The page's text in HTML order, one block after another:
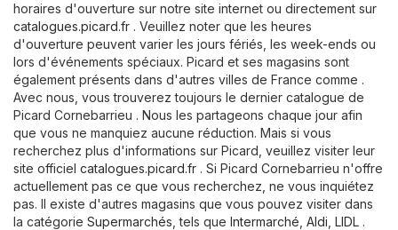
horaires d'ouverture sur notre site internet ou directement sur
catalogues.picard.fr . Veuillez noter que les heures
d'ouverture peuvent varier les jours fériés, les week-ends ou
lors d'événements spéciaux. Picard et ses magasins sont
également présents dans d'autres villes de France comme .
Avec nous, vous trouverez toujours le dernier catalogue de
Picard Cornebarrieu . Nous les partageons chaque jour afin
que vous ne manquiez aucune réduction. Mais si vous
recherchez plus d'informations sur Picard, veuillez visiter leur
site officiel catalogues.picard.fr . Si Picard Cornebarrieu n'offre
actuellement pas ce que vous recherchez, ne vous inquiétez
pas. Il existe d'autres magasins que vous pouvez visiter dans
la catégorie Supermarchés , tels que Intermarché Aldi LIDL .